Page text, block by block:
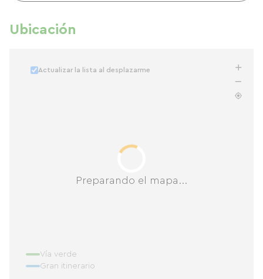
Ubicación
Preparando el mapa...
Actualizar la lista al desplazarme
Vía verde
Gran itinerario